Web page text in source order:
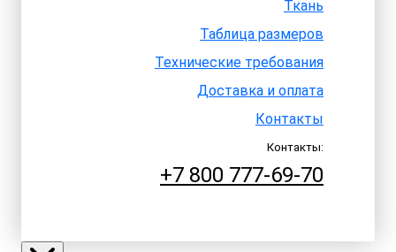
Ткань
Таблица размеров
Технические требования
Доставка и оплата
Контакты
Контакты:
+7 800 777-69-70